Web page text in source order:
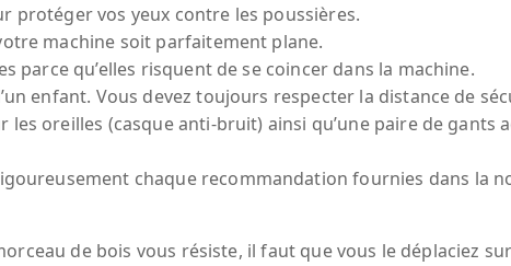
protéger vos yeux contre les poussières.
machine soit parfaitement plane.
parce qu’elles risquent de se coincer dans la machine.
enfant. Vous devez toujours respecter la distance de
oreilles (casque anti-bruit) ainsi qu’une paire de gants
chaque recommandation fournies dans la
de bois vous résiste, il faut que vous le déplaciez